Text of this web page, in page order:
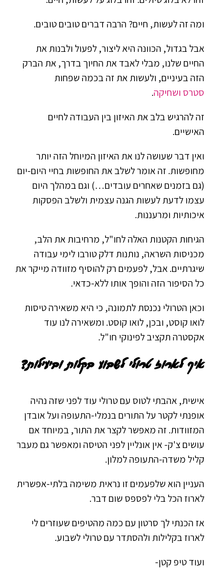
ומה זה לעשות, חיים? הרבה דברים טובים טובים.
אבל בגדול, הכוונה היא ליצור, לפעול ולבנות את
החיים שלנו, מבלי לאבד את החיוך בדרך, את הברק
הזה בעיניים, ולעשות את זה בכמה שפחות
סטרס ושחיקה.
זה להרגיש בלב את האיזון בין העבודה לחיים
האישיים.
ואין דבר שעושה לנו את האיזון המיוחל הזה יותר
מחופשות. זה אומר לשלב את החופשות בחיי היום-יום
(גם בזמנים שאחרים עובדים…) וגם במהלך היום
עצמו לדעת לעשות הגנה עצמית ולשלב הפסקות
איכותיות ומרעננות.
הגיחות הקטנות האלה לחו"ל, מרחיבות את הלב,
מכניסות השראה, נותנות דלק טורבו לימי עבודה
שיגרתיים. אבל, לפעמים רק להוסיף מזוודה מייקר את
כל הסיפור הזה והופך אותו ללא-כדאי.
וכאן הטרולי נכנסת לתמונה, כי היא משאירה טיסות
לואו קוסט, ובכן, לואו קוסט. ומשאירה לנו עוד
אקסטרה תקציב לפינוקי חו"ל.
איך לארוז טרולי לשבוע בקלות וביעילות?
אישית, אהבתי לטוס עם טרולי עוד לפני שזה נהיה
אופנתי לקטר על התורים בנמלי-התעופה ועל אובדן
המזוודות. זה מאפשר לקצר את התור, במיוחד אם
עושים צ'ק- אין אונליין לפני הטיסה ומאפשר גם מעבר
קליל משדה-התעופה למלון.
העניין הוא שלפעמים זו נראית משימה בלתי-אפשרית
לארוז הכל בלי לפספס שום דבר.
אז הכנתי לך סרטון עם כמה מהטיפים שעוזרים לי
לארוז בקלילות ולהסתדר עם טרולי לשבוע.
ועוד טיפ קטן-